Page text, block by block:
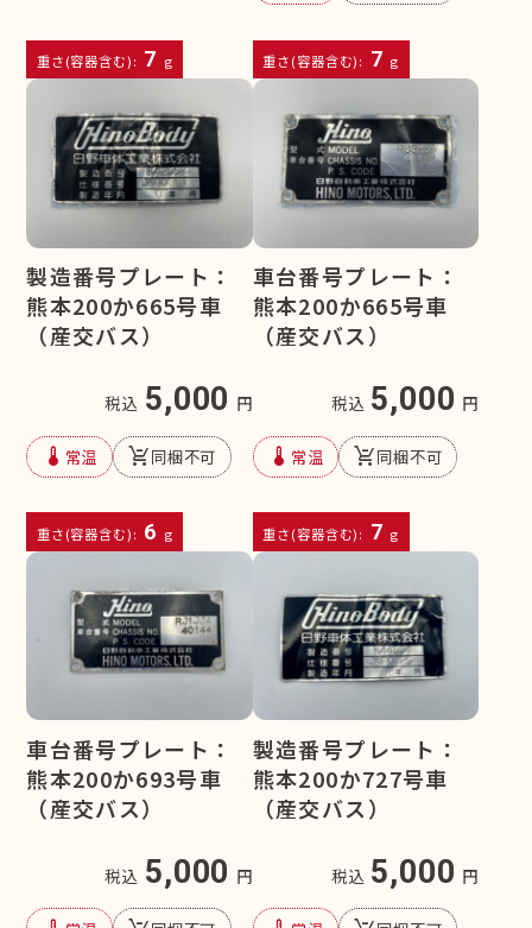
重さ(容器含む): 7 g 重さ(容器含む): 7 g
製造番号プレート：
熊本200か665号車
（産交バス）
税込 5,000 円
device_thermostat 常温 remove_shopping_cart同梱不可
重さ(容器含む): 6 g
車台番号プレート：
熊本200か665号車
（産交バス）
税込 5,000 円
device_thermostat 常温 remove_shopping_cart同梱不可
重さ(容器含む): 7 g
車台番号プレート：
熊本200か693号車
（産交バス）
税込 5,000 円
製造番号プレート：
熊本200か727号車
（産交バス）
税込 5,000 円